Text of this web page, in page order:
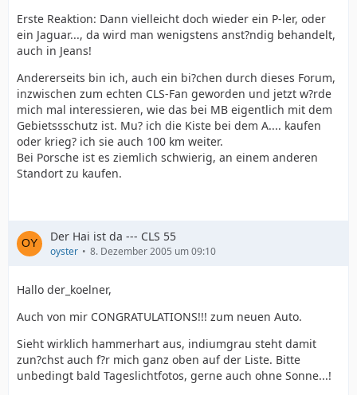
Erste Reaktion: Dann vielleicht doch wieder ein P-ler, oder
ein Jaguar..., da wird man wenigstens anst?ndig behandelt,
auch in Jeans!
Andererseits bin ich, auch ein bi?chen durch dieses Forum,
inzwischen zum echten CLS-Fan geworden und jetzt w?rde
mich mal interessieren, wie das bei MB eigentlich mit dem
Gebietssschutz ist. Mu? ich die Kiste bei dem A.... kaufen
oder krieg? ich sie auch 100 km weiter.
Bei Porsche ist es ziemlich schwierig, an einem anderen
Standort zu kaufen.
Der Hai ist da --- CLS 55
oyster 8. Dezember 2005 um 09:10
Hallo der_koelner,
Auch von mir CONGRATULATIONS!!! zum neuen Auto.
Sieht wirklich hammerhart aus, indiumgrau steht damit
zun?chst auch f?r mich ganz oben auf der Liste. Bitte
unbedingt bald Tageslichtfotos, gerne auch ohne Sonne...!